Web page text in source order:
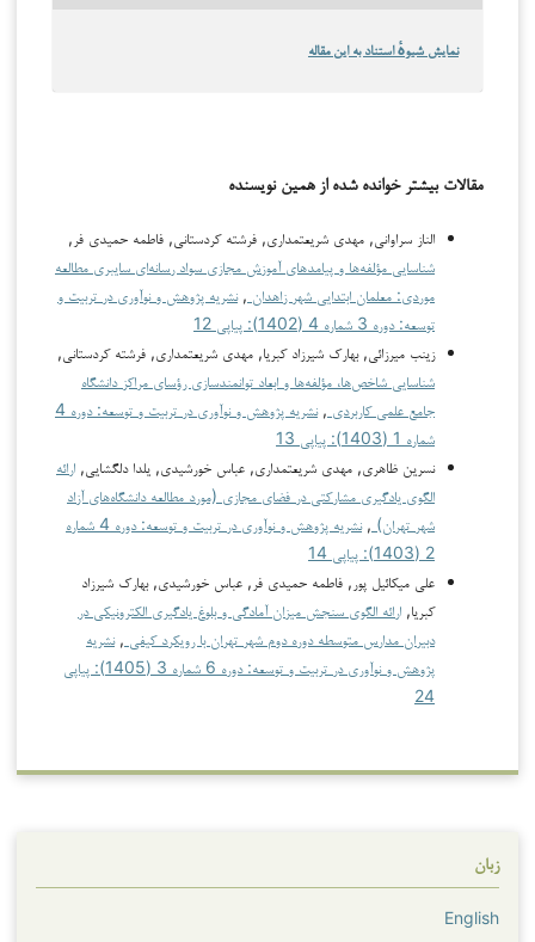
نمایش شیوهٔ استناد به این مقاله
مقالات بیشتر خوانده شده از همین نویسنده
الناز سراوانی, مهدی شریعتمداری, فرشته کردستانی, فاطمه حمیدی فر,
شناسایی مؤلفه‌ها و پیامدهای آموزش مجازی سواد رسانه‌ای سایبری مطالعه
موردی: معلمان ابتدایی شهر زاهدان ,نشریه پژوهش و نوآوری در تربیت و
توسعه: دوره 3 شماره 4 (1402): پیاپی 12
زینب میرزائی, بهارک شیرزاد کبریا, مهدی شریعتمداری, فرشته کردستانی,
شناسایی شاخص‌ها، مؤلفه‌ها و ابعاد توانمندسازی رؤسای مراکز دانشگاه
جامع علمی کاربردی ,
نشریه پژوهش و نوآوری در تربیت و توسعه: دوره 4
شماره 1 (1403): پیاپی 13
نسرین ظاهری, مهدی شریعتمداری, عباس خورشیدی, یلدا دلگشایی, ارائه
الگوی یادگیری مشارکتی در فضای مجازی (مورد مطالعه دانشگاه‌های آزاد
شهر تهران) ,
نشریه پژوهش و نوآوری در تربیت و توسعه: دوره 4 شماره
2 (1403): پیاپی 14
علی میکائیل پور, فاطمه حمیدی فر, عباس خورشیدی, بهارک شیرزاد
کبریا, ارائه الگوی سنجش میزان آمادگی و بلوغ یادگیری الکترونیکی در
دبیران مدارس متوسطه دوره دوم شهر تهران با رویکرد کیفی ,نشریه
پژوهش و نوآوری در تربیت و توسعه: دوره 6 شماره 3 (1405): پیاپی
24
زبان
English